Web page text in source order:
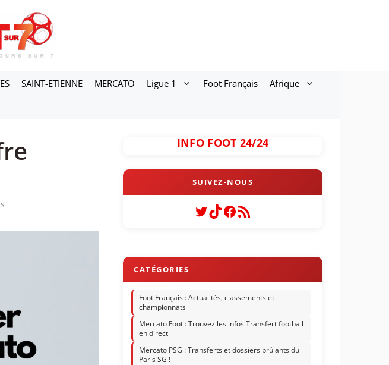
SAINT-ETIENNE MERCATO Ligue 1 Foot Français Afrique
INFO FOOT 24/24
Twitter
TikTok
Facebook
Flux RSS
Foot Français : Actualités, classements et
championnats
Mercato Foot : Trouvez les infos Transfert football
en direct
Mercato PSG : Transferts et dossiers brûlants du
Paris SG !